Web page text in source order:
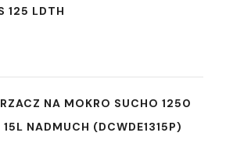
125 LDTH
NA MOKRO SUCHO 1250
NADMUCH (DCWDE1315P)